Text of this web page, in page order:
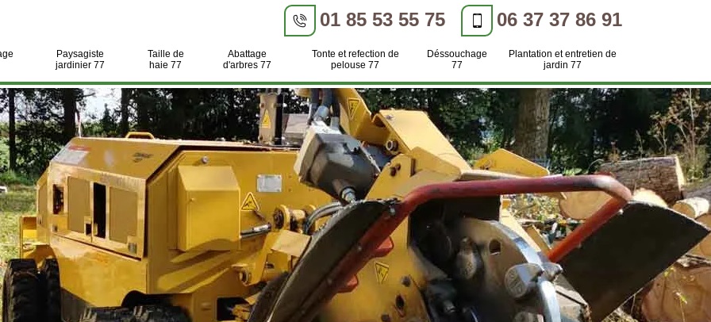
01 85 53 55 75 06 37 37 86 91
Paysagiste
jardinier 77
Taille de
haie 77
Abattage
d'arbres 77
Tonte et refection de
pelouse 77
Déssouchage
77
Plantation et entretien de
jardin 77